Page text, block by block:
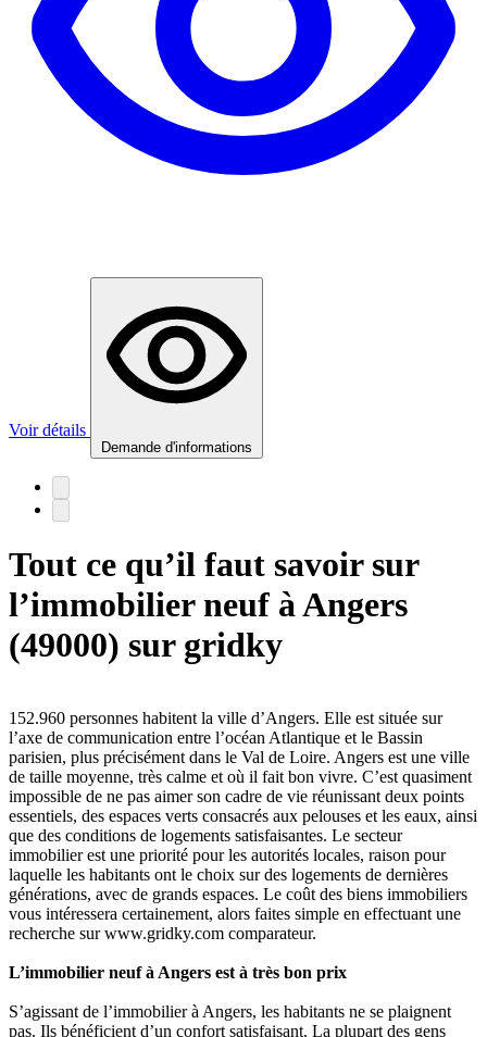
Voir détails
Demande d'informations
Tout ce qu’il faut savoir sur
l’immobilier neuf à Angers
(49000) sur gridky
152.960 personnes habitent la ville d’Angers. Elle est située sur
l’axe de communication entre l’océan Atlantique et le Bassin
parisien, plus précisément dans le Val de Loire. Angers est une ville
de taille moyenne, très calme et où il fait bon vivre. C’est quasiment
impossible de ne pas aimer son cadre de vie réunissant deux points
essentiels, des espaces verts consacrés aux pelouses et les eaux, ainsi
que des conditions de logements satisfaisantes. Le secteur
immobilier est une priorité pour les autorités locales, raison pour
laquelle les habitants ont le choix sur des logements de dernières
générations, avec de grands espaces. Le coût des biens immobiliers
vous intéressera certainement, alors faites simple en effectuant une
recherche sur www.gridky.com comparateur.
L’immobilier neuf à Angers est à très bon prix
S’agissant de l’immobilier à Angers, les habitants ne se plaignent
pas. Ils bénéficient d’un confort satisfaisant. La plupart des gens